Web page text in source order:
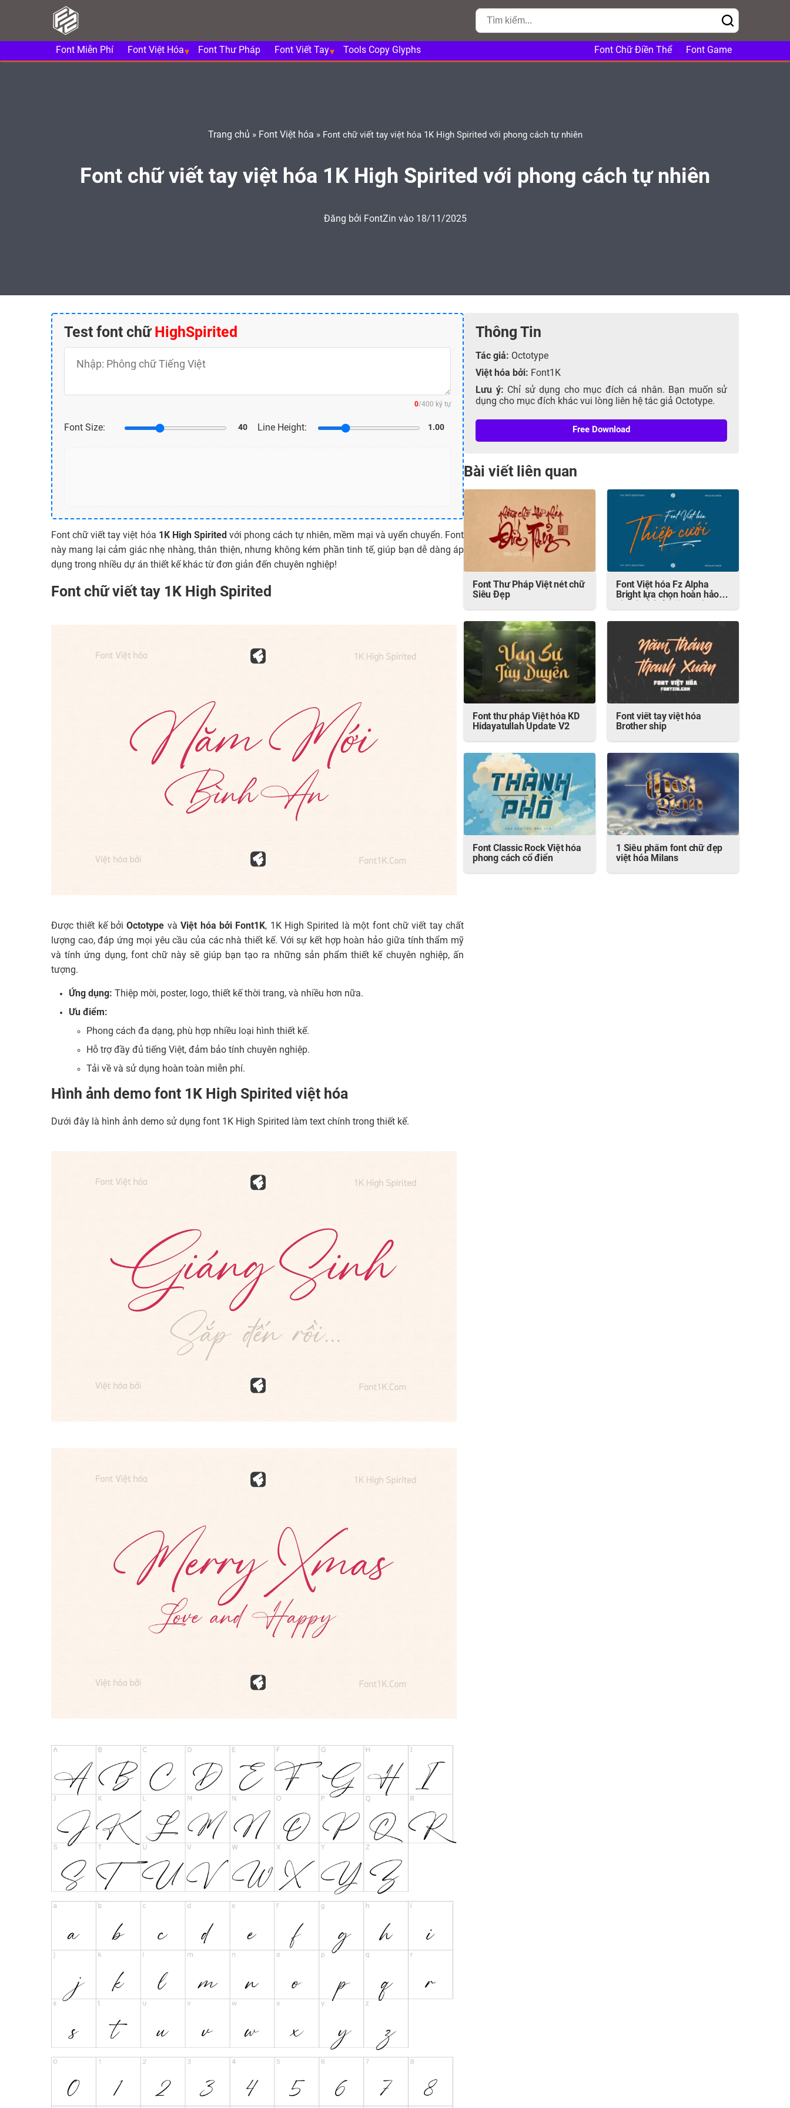
Font Miễn Phí Font Việt Hóa Font Thư Pháp Font Viết Tay Tools Copy Glyphs Font Chữ Điền Thể Font Game
Trang chủ » Font Việt hóa » Font chữ viết tay việt hóa 1K High Spirited với phong cách tự nhiên
Font chữ viết tay việt hóa 1K High Spirited với phong cách tự nhiên
Đăng bởi FontZin vào 18/11/2025
Test font chữ HighSpirited
Nhập nội dung test
0/400 ký tự
Font Size:
40 Line Height: 1.00
Font chữ viết tay việt hóa 1K High Spirited với phong cách tự nhiên, mềm mại và uyển chuyển. Font
này mang lại cảm giác nhẹ nhàng, thân thiện, nhưng không kém phần tinh tế, giúp bạn dễ dàng áp
dụng trong nhiều dự án thiết kế khác từ đơn giản đến chuyên nghiệp!
Font chữ viết tay 1K High Spirited
Được thiết kế bởiOctotype vàViệt hóa bởi Font1K, 1K High Spirited là một font chữ viết tay chất
lượng cao, đáp ứng mọi yêu cầu của các nhà thiết kế. Với sự kết hợp hoàn hảo giữa tính thẩm mỹ
và tính ứng dụng, font chữ này sẽ giúp bạn tạo ra những sản phẩm thiết kế chuyên nghiệp, ấn
tượng.
Ứng dụng: Thiệp mời, poster, logo, thiết kế thời trang, và nhiều hơn nữa.
Ưu điểm:
Phong cách đa dạng, phù hợp nhiều loại hình thiết kế.
Hỗ trợ đầy đủ tiếng Việt, đảm bảo tính chuyên nghiệp.
Tải về và sử dụng hoàn toàn miễn phí.
Hình ảnh demo font 1K High Spirited việt hóa
Dưới đây là hình ảnh demo sử dụng font 1K High Spirited làm text chính trong thiết kế.
Thông Tin
Tác giả: Octotype
Việt hóa bởi: Font1K
Lưu ý: Chỉ sử dụng cho mục đích cá nhân. Bạn muốn sử
dụng cho mục đích khác vui lòng liên hệ tác giả Octotype.
Free Download
Bài viết liên quan
Font Thư Pháp Việt nét chữ
Siêu Đẹp
Font Việt hóa Fz Alpha
Bright lựa chọn hoàn hảo
Font thư pháp Việt hóa KD
Hidayatullah Update V2
Font viết tay việt hóa
Brother ship
Font Classic Rock Việt hóa
phong cách cổ điển
1 Siêu phẩm font chữ đẹp
việt hóa Milans